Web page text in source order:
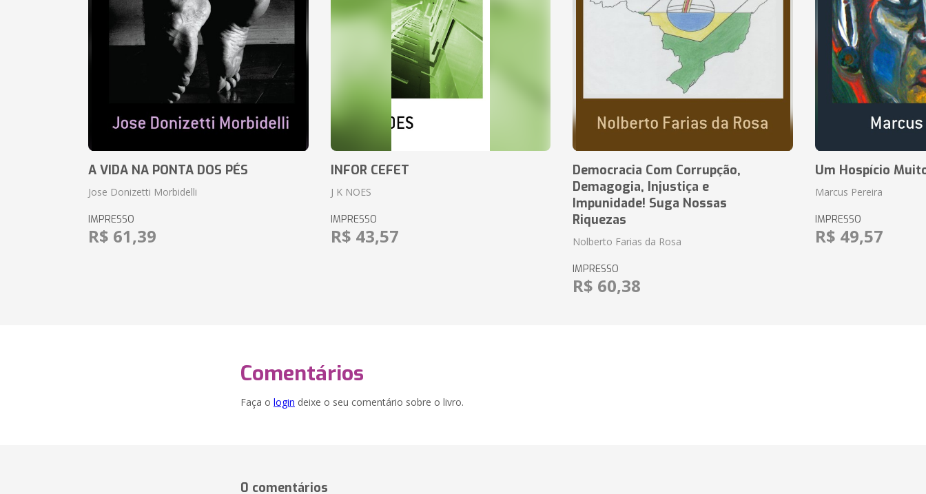
A VIDA NA PONTA DOS PÉS
Jose Donizetti Morbidelli
IMPRESSO
R$ 61,39
INFOR CEFET
J K NOES
IMPRESSO
R$ 43,57
Democracia Com Corrupção,
Demagogia, Injustiça e
Impunidade! Suga Nossas
Riquezas
Nolberto Farias da Rosa
IMPRESSO
R$ 60,38
Um Hospício
Marcus Pereira
IMPRESSO
R$ 49,57
Comentários
Faça o login deixe o seu comentário sobre o livro.
0 comentários